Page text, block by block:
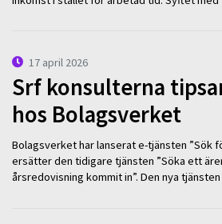
17 april 2026
Srf konsulterna
hos Bolagsverket
Bolagsverket har lanserat e-tjänsten ”Sök
ersätter den tidigare tjänsten ”Söka ett
årsredovisning kommit in”. Den nya